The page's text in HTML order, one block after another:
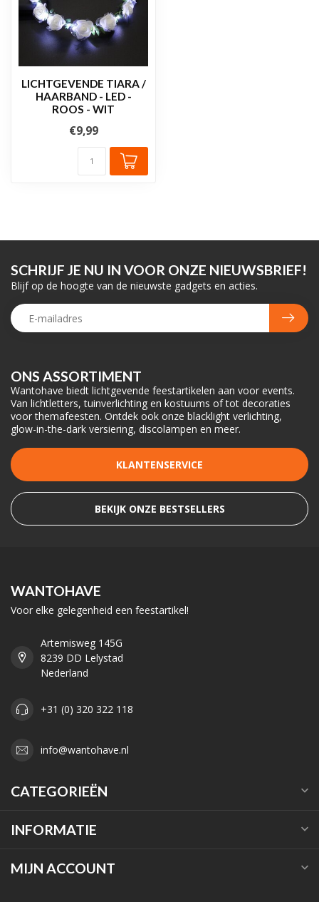
LICHTGEVENDE TIARA /
HAARBAND - LED -
ROOS - WIT
€9,99
ONS ASSORTIMENT
Wantohave biedt lichtgevende feestartikelen aan voor events.
Van lichtletters, tuinverlichting en kostuums of tot decoraties
voor themafeesten. Ontdek ook onze blacklight verlichting,
glow-in-the-dark versiering, discolampen en meer.
KLANTENSERVICE
BEKIJK ONZE BESTSELLERS
SCHRIJF JE NU IN VOOR ONZE NIEUWSBRIEF!
Blijf op de hoogte van de nieuwste gadgets en acties.
WANTOHAVE
Voor elke gelegenheid een feestartikel!
Artemisweg 145G
8239 DD Lelystad
Nederland
+31 (0) 320 322 118
info@wantohave.nl
CATEGORIEËN
INFORMATIE
MIJN ACCOUNT